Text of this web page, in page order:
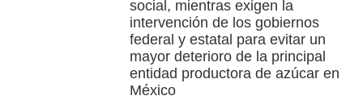
social, mientras exigen la
intervención de los gobiernos
federal y estatal para evitar un
mayor deterioro de la principal
entidad productora de azúcar en
México